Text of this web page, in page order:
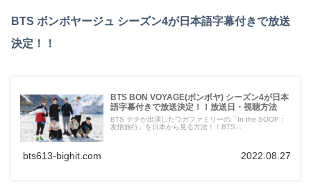
BTS ボンボヤージュ シーズン4が日本語字幕付きで放送
決定！！
BTS BON VOYAGE(ボンボヤ) シーズン4が日本
語字幕付きで放送決定！！放送日・視聴方法
BTS テテが出演したウガファミリーの「In the SOOP：
友情旅行」を日本から見る方法！！BTS...
bts613-bighit.com 2022.08.27